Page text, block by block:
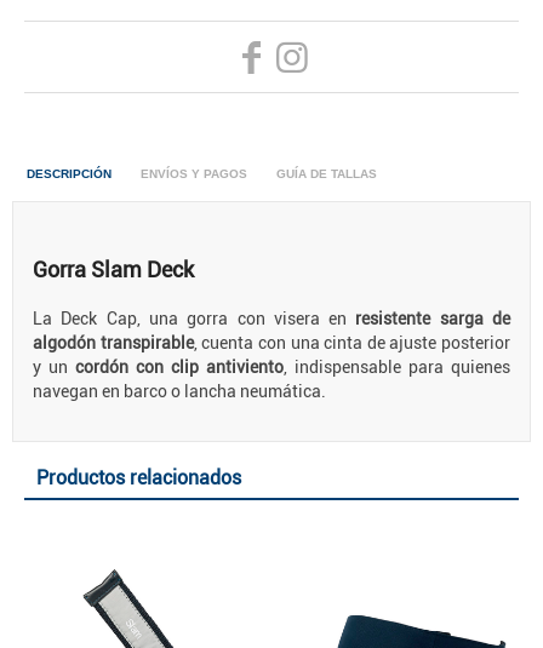
DESCRIPCIÓN ENVÍOS Y PAGOS GUÍA DE TALLAS
Gorra Slam Deck
La Deck Cap, una gorra con visera en resistente sarga de
algodón transpirable, cuenta con una cinta de ajuste posterior
y un cordón con clip antiviento , indispensable para quienes
navegan en barco o lancha neumática.
Productos relacionados